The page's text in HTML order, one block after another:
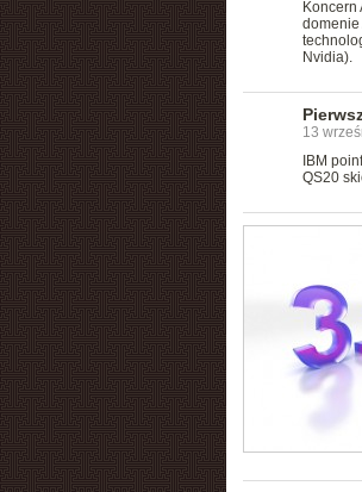
Koncern
domenie
Nvidia).
13
IBM
QS20